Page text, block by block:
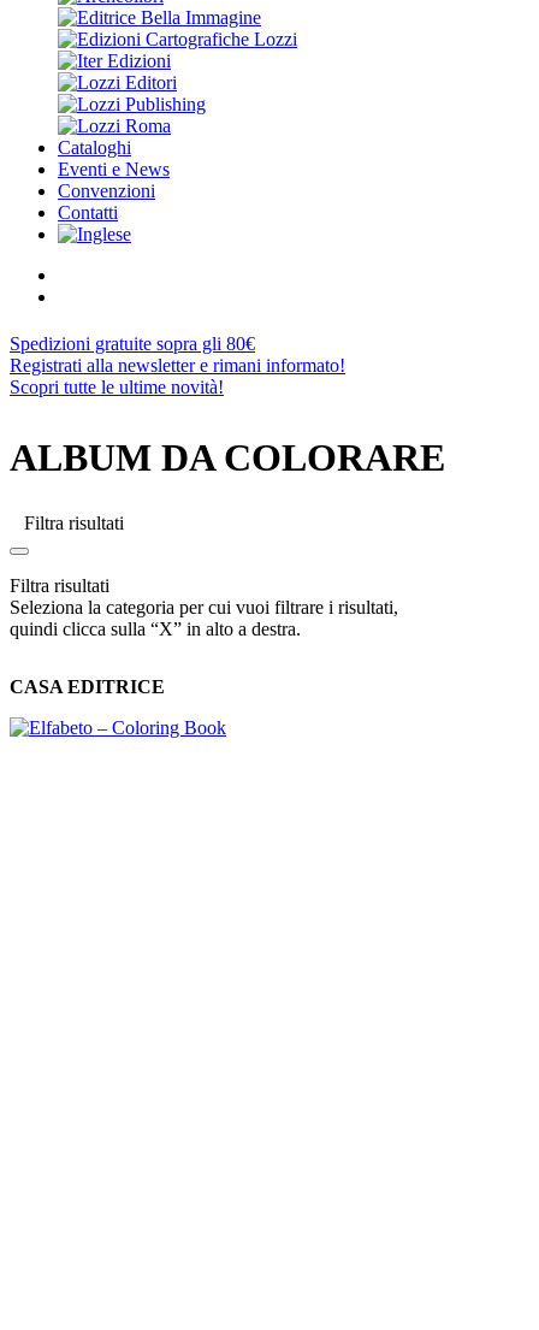
Cataloghi
Eventi e News
Convenzioni
Contatti
Spedizioni gratuite sopra gli 80€
Registrati alla newsletter e rimani informato!
Scopri tutte le ultime novità!
ALBUM DA COLORARE
Filtra risultati
Filtra risultati
Seleziona la categoria per cui vuoi filtrare i risultati,
quindi clicca sulla “X” in alto a destra.
CASA EDITRICE